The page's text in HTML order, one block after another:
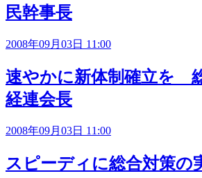
民幹事長
2008年09月03日 11:00
速やかに新体制確立を
経連会長
2008年09月03日 11:00
スピーディに総合対策の